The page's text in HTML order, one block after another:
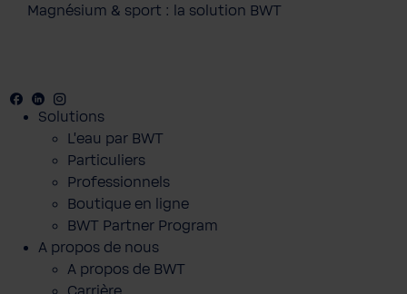
Magnésium & sport : la solution BWT
Facebook
YoutubeLinkedin
Solutions
L’eau par BWT
Particuliers
Professionnels
Boutique en ligne
BWT Partner Program
A propos de nous
A propos de BWT